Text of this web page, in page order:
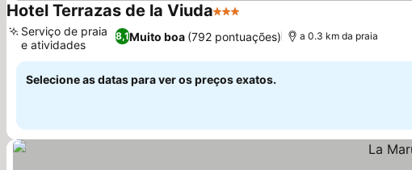
Hotel Terrazas de la Viuda3 Estrelas
8,1Muito boa (792 pontuações)
Serviço de praia
e atividades
a 0.3 km da praia
Selecione as datas para ver os preços exatos.